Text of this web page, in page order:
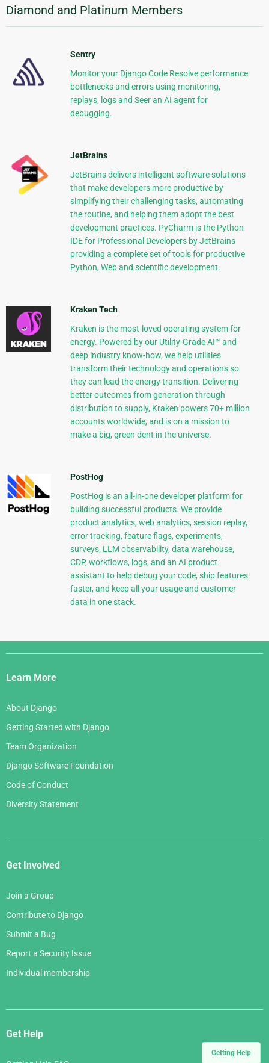
Getting Help
Diamond and Platinum Members
Sentry
Monitor your Django Code Resolve performance
bottlenecks and errors using monitoring,
replays, logs and Seer an AI agent for
debugging.
JetBrains
JetBrains delivers intelligent software solutions
that make developers more productive by
simplifying their challenging tasks, automating
the routine, and helping them adopt the best
development practices. PyCharm is the Python
IDE for Professional Developers by JetBrains
providing a complete set of tools for productive
Python, Web and scientific development.
Kraken Tech
Kraken is the most-loved operating system for
energy. Powered by our Utility-Grade AI™ and
deep industry know-how, we help utilities
transform their technology and operations so
they can lead the energy transition. Delivering
better outcomes from generation through
distribution to supply, Kraken powers 70+ million
accounts worldwide, and is on a mission to
make a big, green dent in the universe.
PostHog
PostHog is an all-in-one developer platform for
building successful products. We provide
product analytics, web analytics, session replay,
error tracking, feature flags, experiments,
surveys, LLM observability, data warehouse,
CDP, workflows, logs, and an AI product
assistant to help debug your code, ship features
faster, and keep all your usage and customer
data in one stack.
Django
Links
Learn More
About Django
Getting Started with Django
Team Organization
Django Software Foundation
Code of Conduct
Diversity Statement
Get Involved
Join a Group
Contribute to Django
Submit a Bug
Report a Security Issue
Individual membership
Get Help